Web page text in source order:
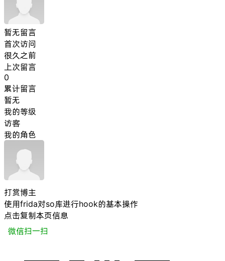
暂无留言
首次访问
很久之前
上次留言
0
累计留言
暂无
我的等级
访客
我的角色
打赏博主
使用frida对so库进行hook的基本操作
点击复制本页信息
微信扫一扫